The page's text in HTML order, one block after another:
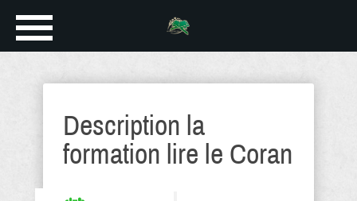
Description la
formation lire le Coran